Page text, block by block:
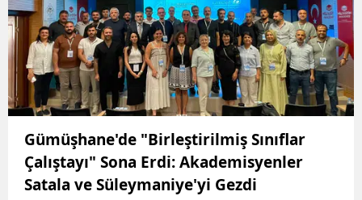
Gümüşhane'de "Birleştirilmiş Sınıflar
Çalıştayı" Sona Erdi: Akademisyenler
Satala ve Süleymaniye'yi Gezdi